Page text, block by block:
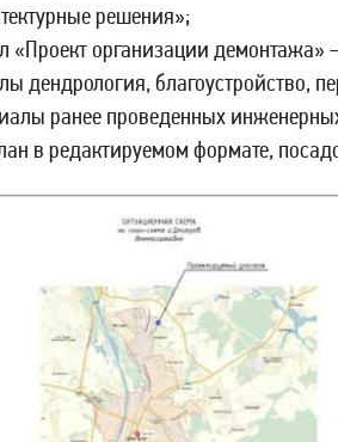
решения»;
«Проект организации демонтажа»
дендрология, благоустройство,
ранее проведенных
в редактируемом формате,